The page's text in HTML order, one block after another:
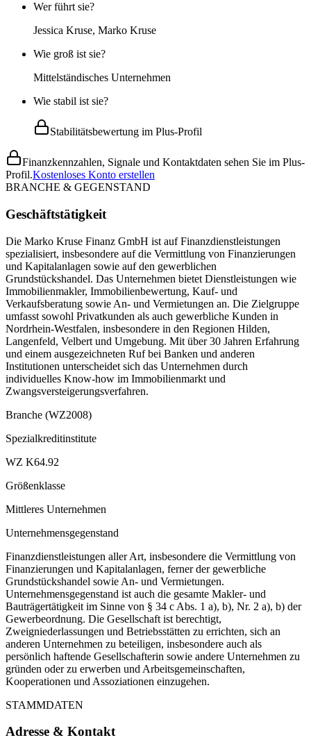
Wer führt sie?
Jessica Kruse, Marko Kruse
Wie groß ist sie?
Mittelständisches Unternehmen
Wie stabil ist sie?
Stabilitätsbewertung im Plus-Profil
Finanzkennzahlen, Signale und Kontaktdaten sehen Sie im Plus-
Profil.Kostenloses Konto erstellen
BRANCHE & GEGENSTAND
Geschäftstätigkeit
Die Marko Kruse Finanz GmbH ist auf Finanzdienstleistungen
spezialisiert, insbesondere auf die Vermittlung von Finanzierungen
und Kapitalanlagen sowie auf den gewerblichen
Grundstückshandel. Das Unternehmen bietet Dienstleistungen wie
Immobilienmakler, Immobilienbewertung, Kauf- und
Verkaufsberatung sowie An- und Vermietungen an. Die Zielgruppe
umfasst sowohl Privatkunden als auch gewerbliche Kunden in
Nordrhein-Westfalen, insbesondere in den Regionen Hilden,
Langenfeld, Velbert und Umgebung. Mit über 30 Jahren Erfahrung
und einem ausgezeichneten Ruf bei Banken und anderen
Institutionen unterscheidet sich das Unternehmen durch
individuelles Know-how im Immobilienmarkt und
Zwangsversteigerungsverfahren.
Branche (WZ2008)
Spezialkreditinstitute
WZ K64.92
Größenklasse
Mittleres Unternehmen
Unternehmensgegenstand
Finanzdienstleistungen aller Art, insbesondere die Vermittlung von
Finanzierungen und Kapitalanlagen, ferner der gewerbliche
Grundstückshandel sowie An- und Vermietungen.
Unternehmensgegenstand ist auch die gesamte Makler- und
Bauträgertätigkeit im Sinne von § 34 c Abs. 1 a), b), Nr. 2 a), b) der
Gewerbeordnung. Die Gesellschaft ist berechtigt,
Zweigniederlassungen und Betriebsstätten zu errichten, sich an
anderen Unternehmen zu beteiligen, insbesondere auch als
persönlich haftende Gesellschafterin sowie andere Unternehmen zu
gründen oder zu erwerben und Arbeitsgemeinschaften,
Kooperationen und Assoziationen einzugehen.
STAMMDATEN
Adresse & Kontakt